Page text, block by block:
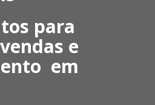
para
e
em